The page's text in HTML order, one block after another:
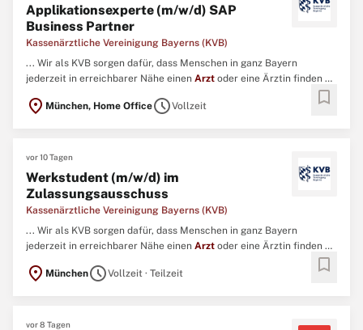
Applikationsexperte (m/w/d) SAP
Business Partner
Kassenärztliche Vereinigung Bayerns (KVB)
... Wir als KVB sorgen dafür, dass Menschen in ganz Bayern
jederzeit in erreichbarer Nähe einen Arzt oder eine Ärztin finden –
location_on München, Home OfficescheduleVollzeit bookmark
vor 10 Tagen
Werkstudent (m/w/d) im
Zulassungsausschuss
Kassenärztliche Vereinigung Bayerns (KVB)
... Wir als KVB sorgen dafür, dass Menschen in ganz Bayern
jederzeit in erreichbarer Nähe einen Arzt oder eine Ärztin finden –
location_on MünchenscheduleVollzeit · Teilzeit bookmark
vor 8 Tagen